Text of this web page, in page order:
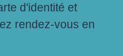
d'identité et
rendez-vous en